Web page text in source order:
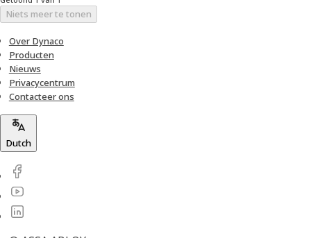
Niets meer te tonen
Over Dynaco
Producten
Nieuws
Privacycentrum
Contacteer ons
Dutch